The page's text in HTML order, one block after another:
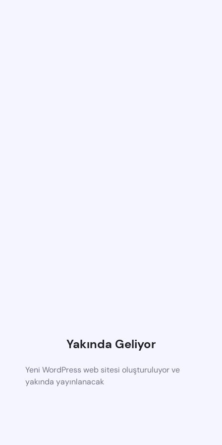
Yakında Geliyor
Yeni WordPress web sitesi oluşturuluyor ve
yakında yayınlanacak